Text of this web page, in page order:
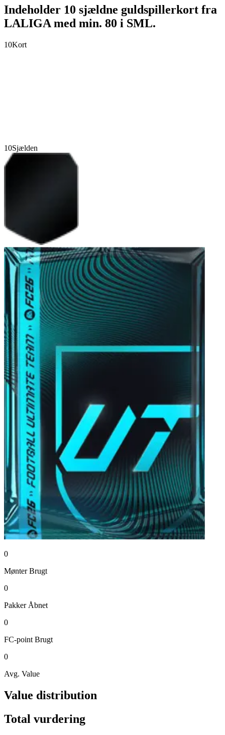
Indeholder 10 sjældne guldspillerkort fra
LALIGA med min. 80 i SML.
10Kort
10Sjælden
0
Mønter Brugt
0
Pakker Åbnet
0
FC-point Brugt
0
Avg. Value
Value distribution
Total vurdering